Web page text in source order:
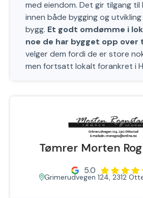
med eiendom. Det gir tilgang til
innen både bygging og
bygg. Et godt omdømme i
noe de har bygget opp over
velger dem fordi de er store
men fortsatt lokalt forankret i
Tømrer Morten
5.0
Grimerudvegen 124, 2312